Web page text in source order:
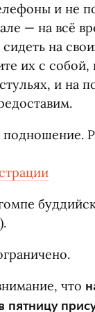
и не
— на всё
на
их с
и на
что
пятницу